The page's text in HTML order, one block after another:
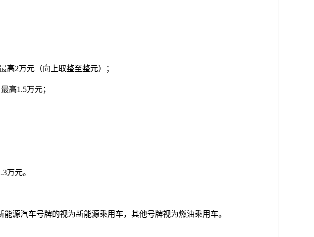
高2万元（向上取整至整元）；
高1.5万元；
万元。
源汽车号牌的视为新能源乘用车，其他号牌视为燃油乘用车。